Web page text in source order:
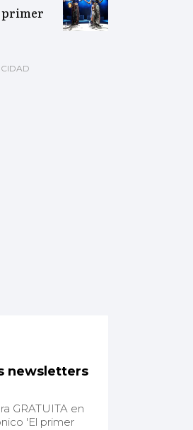
primer
newsletters
GRATUITA en
'El primer